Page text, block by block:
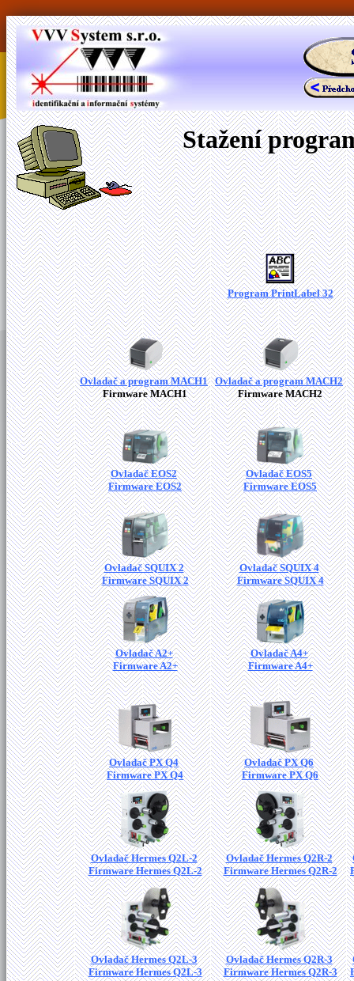
Stažení
Program PrintLabel 32
Ovladač a program MACH1
Firmware MACH1
Ovladač a program MACH2
Firmware MACH2
Ovladač EOS2
Firmware EOS2
Ovladač EOS5
Firmware EOS5
Ovladač SQUIX 2
Firmware SQUIX 2
Ovladač SQUIX 4
Firmware SQUIX 4
Ovladač A2+
Firmware A2+
Ovladač A4+
Firmware A4+
Ovladač PX Q4
Firmware PX Q4
Ovladač PX Q6
Firmware PX Q6
Ovladač Hermes Q2L-2
Firmware Hermes Q2L-2
Ovladač Hermes Q2R-2
Firmware Hermes Q2R-2
Ovladač Hermes Q2L-3
Firmware Hermes Q2L-3
Ovladač Hermes Q2R-3
Firmware Hermes Q2R-3